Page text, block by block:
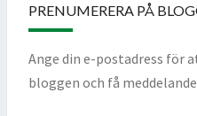
PRENUMERERA PÅ
Ange din e-postadress för
bloggen och få